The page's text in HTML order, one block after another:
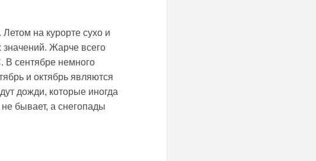
на курорте сухо и
значений. Жарче всего
В сентябре немного
и октябрь являются
дожди, которые иногда
бывает, а снегопады